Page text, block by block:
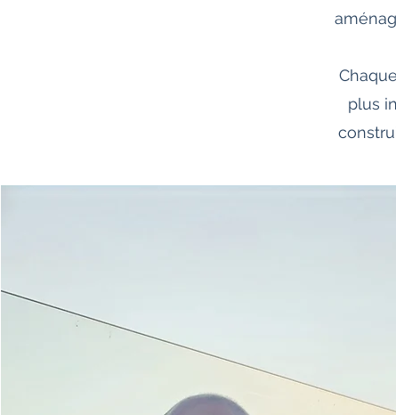
plus